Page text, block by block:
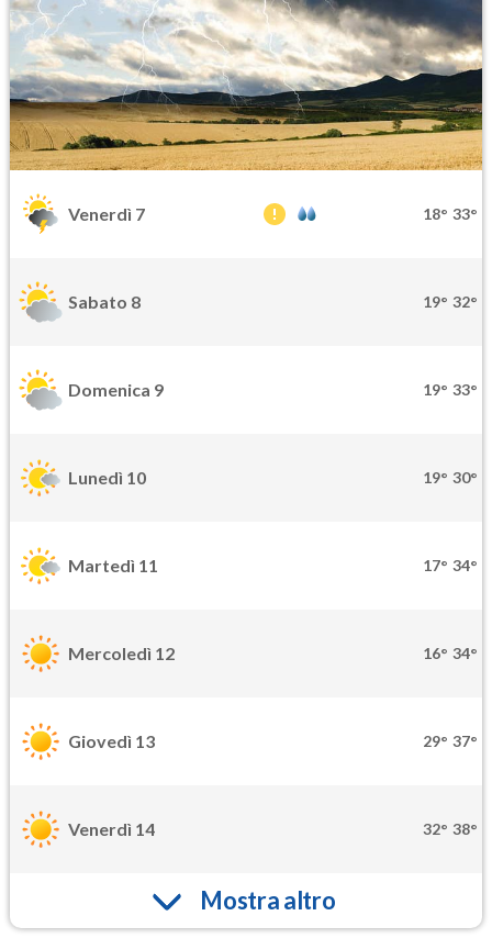
Venerdì 7 18° 33°
Sabato 8 19° 32°
Domenica 9 19° 33°
Lunedì 10 19° 30°
Martedì 11 17° 34°
Mercoledì 12 16° 34°
Giovedì 13 29° 37°
Venerdì 14 32° 38°
Mostra altro